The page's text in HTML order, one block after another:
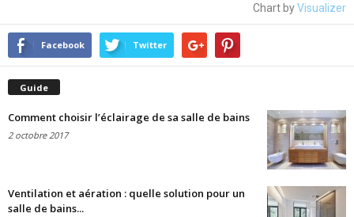
Chart byVisualizer
Facebook Twitter
Guide
Comment choisir l’éclairage de sa salle de bains
2 octobre 2017
Ventilation et aération : quelle solution pour un
salle de bains...